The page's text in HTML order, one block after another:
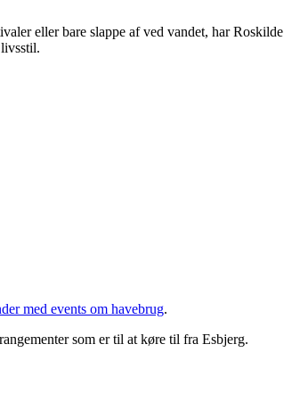
eller bare slappe af ved vandet, har Roskilde
med events om havebrug.
som er til at køre til fra Esbjerg.